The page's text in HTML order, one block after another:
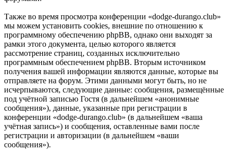
Также во время просмотра конференции «dodge-durango.club»
мы можем установить cookies, внешние по отношению к
программному обеспечению phpBB, однако они выходят за
рамки этого документа, целью которого является
рассмотрение страниц, созданных исключительно
программным обеспечением phpBB. Вторым источником
получения вашей информации являются данные, которые вы
отправляете на форум. Этими данными могут быть, но не
исчерпываются, следующие данные: сообщения, размещённые
под учётной записью Гостя (в дальнейшем «анонимные
сообщения»), данные, указанные при регистрации в
конференции «dodge-durango.club» (в дальнейшем «ваша
учётная запись») и сообщения, оставленные вами после
регистрации и авторизации (в дальнейшем «ваши
сообщения»).